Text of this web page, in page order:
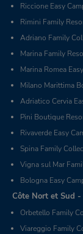
Riccione Easy
Rimini Family
Adriano Family
Marina Family
Marina Romea
Milano Marittima
Adriatico Cervia
Pini Boutique
Rivaverde Easy
Spina Family
Vigna sul Mar
Bologna Easy
Côte Nort et Sud -
Orbetello Family
Viareggio Family